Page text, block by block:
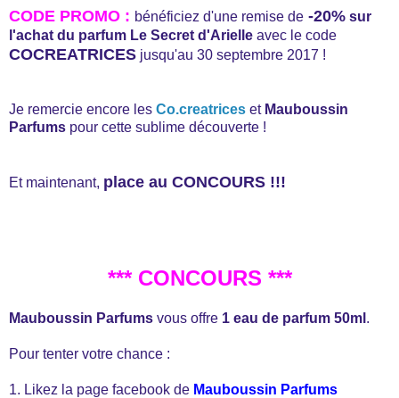
CODE PROMO : bénéficiez d'une remise de -20% sur
l'achat du parfum Le Secret d'Arielle avec le code
COCREATRICES jusqu'au 30 septembre 2017 !
Je remercie encore les Co.creatrices et Mauboussin
Parfums pour cette sublime découverte !
Et maintenant, place au CONCOURS !!!
*** CONCOURS ***
Mauboussin Parfums vous offre 1 eau de parfum 50ml .
Pour tenter votre chance :
1. Likez la page facebook de Mauboussin Parfums